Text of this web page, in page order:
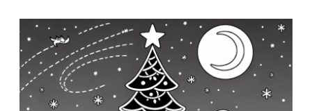
b
l
i
c
a
t
i